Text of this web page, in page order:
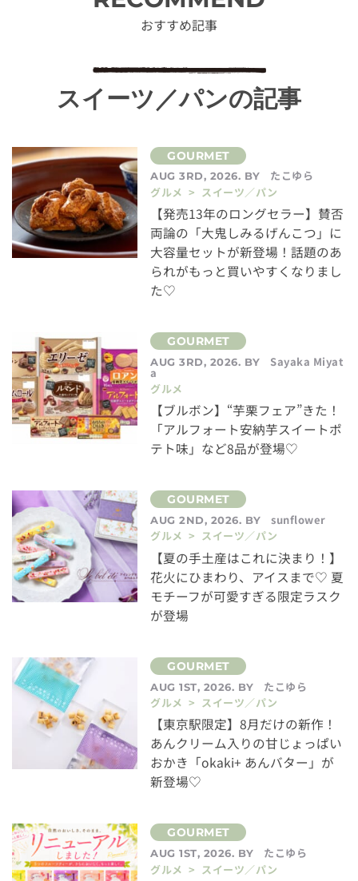
おすすめ記事
スイーツ／パンの記事
AUG 3RD, 2026. BY
たこゆら
グルメ > スイーツ／パン
【発売13年のロングセラー】賛否
両論の「大鬼しみるげんこつ」に
大容量セットが新登場！話題のあ
られがもっと買いやすくなりまし
た♡
AUG 3RD, 2026. BY Sayaka Miyat
a
グルメ
【ブルボン】“芋栗フェア”きた！
「アルフォート安納芋スイートポ
テト味」など8品が登場♡
AUG 2ND, 2026. BY
sunflower
グルメ > スイーツ／パン
【夏の手土産はこれに決まり！】
花火にひまわり、アイスまで♡ 夏
モチーフが可愛すぎる限定ラスク
が登場
AUG 1ST, 2026. BY
たこゆら
グルメ > スイーツ／パン
【東京駅限定】8月だけの新作！
あんクリーム入りの甘じょっぱい
おかき「okaki+ あんバター」が
新登場♡
AUG 1ST, 2026. BY
たこゆら
グルメ > スイーツ／パン